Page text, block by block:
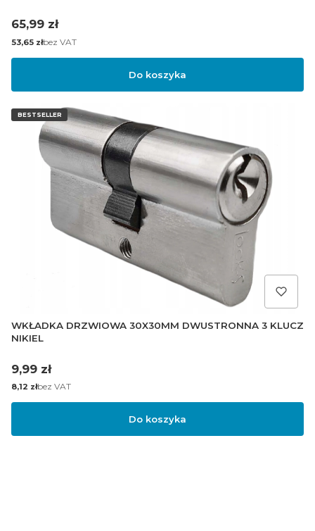
Cena
65,99 zł
Cena
53,65 złbez VAT
Do koszyka
BESTSELLER
WKŁADKA DRZWIOWA 30X30MM DWUSTRONNA 3 KLUCZ
NIKIEL
Cena
9,99 zł
Cena
8,12 złbez VAT
Do koszyka